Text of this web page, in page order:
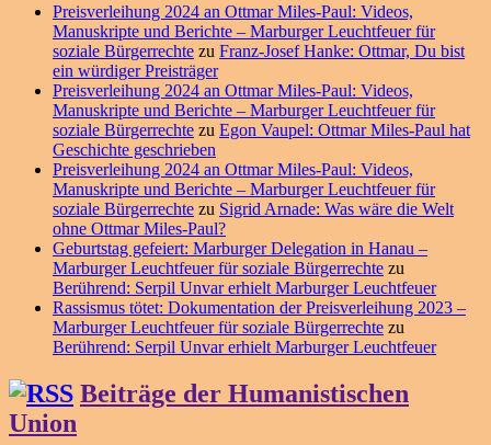
Preisverleihung 2024 an Ottmar Miles-Paul: Videos,
Manuskripte und Berichte – Marburger Leuchtfeuer für
soziale Bürgerrechte zu Franz-Josef Hanke: Ottmar, Du bist
ein würdiger Preisträger
Preisverleihung 2024 an Ottmar Miles-Paul: Videos,
Manuskripte und Berichte – Marburger Leuchtfeuer für
soziale Bürgerrechte zu Egon Vaupel: Ottmar Miles-Paul hat
Geschichte geschrieben
Preisverleihung 2024 an Ottmar Miles-Paul: Videos,
Manuskripte und Berichte – Marburger Leuchtfeuer für
soziale Bürgerrechte zu Sigrid Arnade: Was wäre die Welt
ohne Ottmar Miles-Paul?
Geburtstag gefeiert: Marburger Delegation in Hanau –
Marburger Leuchtfeuer für soziale Bürgerrechte zu
Berührend: Serpil Unvar erhielt Marburger Leuchtfeuer
Rassismus tötet: Dokumentation der Preisverleihung 2023 –
Marburger Leuchtfeuer für soziale Bürgerrechte zu
Berührend: Serpil Unvar erhielt Marburger Leuchtfeuer
Beiträge der Humanistischen
Union